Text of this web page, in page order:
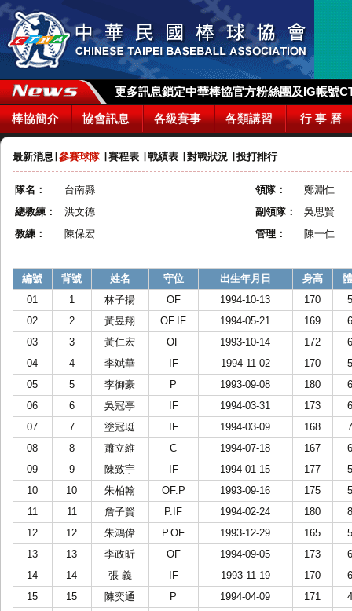
更多訊息鎖定中華棒協官方粉絲團及IG帳號
棒協簡介 協會訊息 各級賽事 各類講習 行 事 曆
最新消息 參賽球隊∣ 賽程表 戰績表 對戰狀況 投打排行
隊名： 台南縣 領隊：
鄭淵仁
總教練：
洪文德 副領隊：
吳思賢
教練：
陳保宏 管理： 陳一仁
編號 背號 姓名 守位 出生年月日 身高
01
1 林子揚 OF 1994-10-13 170
02
2 黃昱翔 OF.IF 1994-05-21 169
03
3 黃仁宏 OF 1993-10-14 172
04
4 李斌華 IF 1994-11-02 170
05
5 李御豪 P 1993-09-08 180
06
6 吳冠亭 IF 1994-03-31 173
07
7 塗冠珽 IF 1994-03-09 168
08
8 蕭立維 C 1994-07-18 167
09
9 陳致宇 IF 1994-01-15 177
10
10 朱柏翰 OF.P 1993-09-16 175
11
11 詹子賢 P.IF 1994-02-24 180
12
12 朱鴻偉 P.OF 1993-12-29 165
13
13 李政昕 OF 1994-09-05 173
14
14 張 義 IF 1993-11-19 170
15
15 陳奕通 P 1994-04-09 171